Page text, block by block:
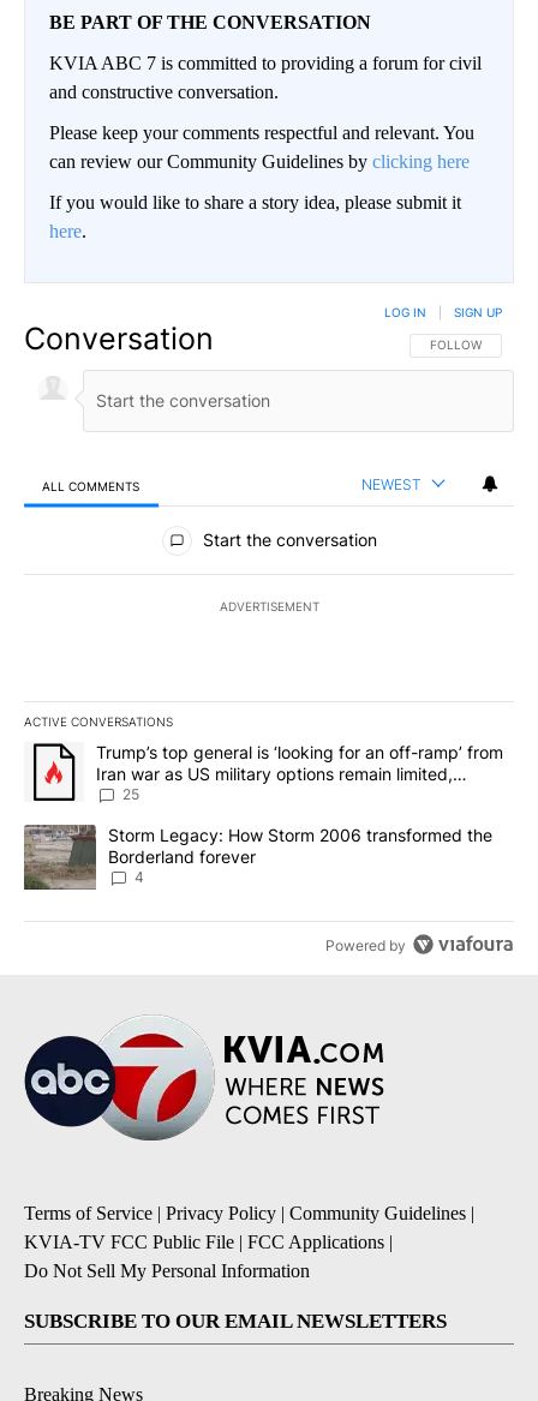
BE PART OF THE CONVERSATION
KVIA ABC 7 is committed to providing a forum for civil
and constructive conversation.
Please keep your comments respectful and relevant. You
can review our Community Guidelines by clicking here
If you would like to share a story idea, please submit it
here.
Conversation FOLLOW THIS
FOLLOW
LOG IN SIGN UP
ALL COMMENTS NEWEST
All Comments
Start the conversation
ADVERTISEMENT
ACTIVE CONVERSATIONS
The following is a list of the most commented articles in the last
A trending article titled "Trump’s top general is ‘looking for an
Trump’s top general is ‘looking for an off-ramp’ from
Iran war as US military options remain limited,
sources say
25
A trending article titled "Storm Legacy: How Storm 2006
Storm Legacy: How Storm 2006 transformed the
Borderland forever
4
Powered by
Terms of Service | Privacy Policy | Community Guidelines |
KVIA-TV FCC Public File | FCC Applications |
Do Not Sell My Personal Information
SUBSCRIBE TO OUR EMAIL NEWSLETTERS
Breaking News